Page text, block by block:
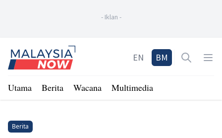
- Iklan -
Home
EN BM Open
Utama Berita Wacana Multimedia
Berita